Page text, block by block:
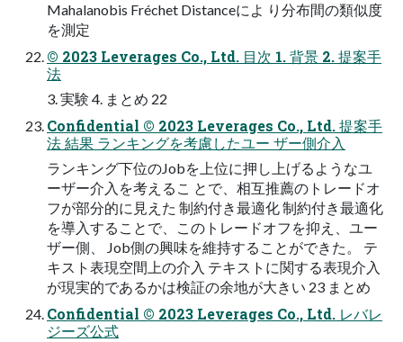
Mahalanobis Fréchet Distanceによ り分布間の類似度
を測定
© 2023 Leverages Co., Ltd. 目次 1. 背景 2. 提案手
法
3. 実験 4. まとめ 22
Confidential © 2023 Leverages Co., Ltd. 提案手
法 結果 ランキングを考慮したユー ザー側介入
ランキング下位のJobを上位に押し上げるようなユ
ーザー介入を考えるこ とで、相互推薦のトレードオ
フが部分的に見えた 制約付き最適化 制約付き最適化
を導入することで、このトレードオフを抑え、ユー
ザー側、 Job側の興味を維持することができた。 テ
キスト表現空間上の介入 テキストに関する表現介入
が現実的であるかは検証の余地が大きい 23 まとめ
Confidential © 2023 Leverages Co., Ltd. レバレ
ジーズ公式